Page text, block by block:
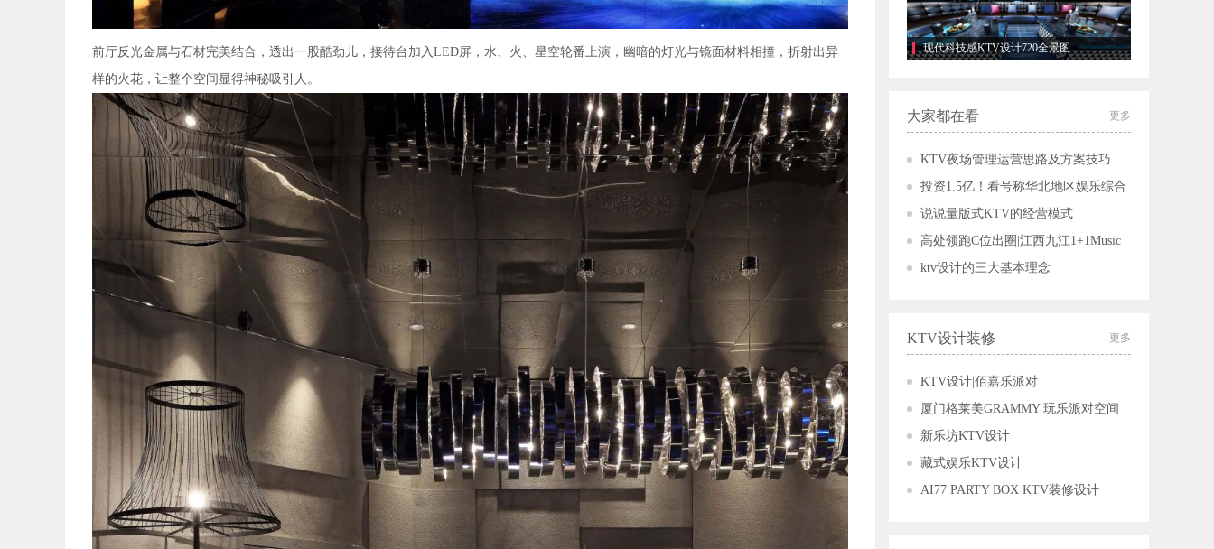
前厅反光金属与石材完美结合，透出一股酷劲儿，接待台加入LED屏，水、火、星空轮番上演，幽暗的灯光与镜面材料相撞，折射出异
样的火花，让整个空间显得神秘吸引人。
现代科技感KTV设计720全景图
更多
大家都在看
KTV夜场管理运营思路及方案技巧
投资1.5亿！看号称华北地区娱乐综合
体TOP1的1001 PARTY WORLD，如何成
为顶流！
说说量版式KTV的经营模式
高处领跑C位出圈|江西九江1+1Music
Party Room，不只是一个地标！
ktv设计的三大基本理念
更多
KTV设计装修
KTV设计|佰嘉乐派对
厦门格莱美GRAMMY 玩乐派对空间
新乐坊KTV设计
藏式娱乐KTV设计
AI77 PARTY BOX KTV装修设计